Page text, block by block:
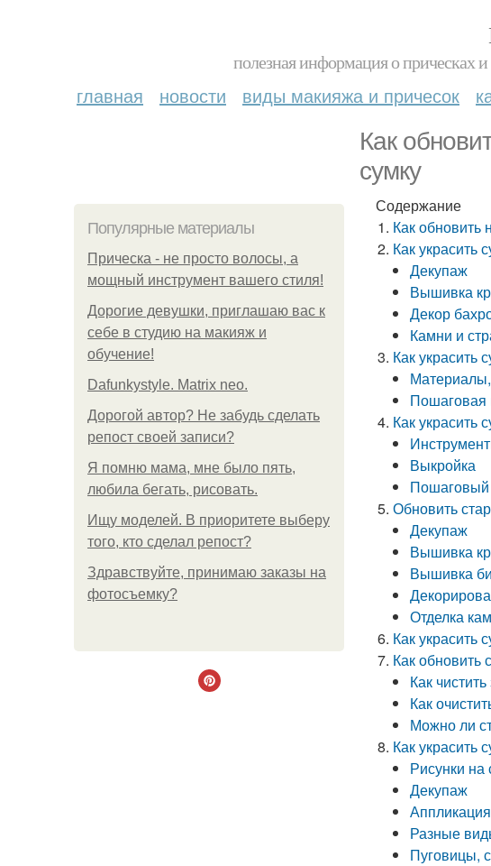
полезная информация о прическах
главная новости виды макияжа и причесок
Как
сумку
Популярные материалы
Прическа - не просто волосы, а
мощный инструмент вашего стиля!
Дорогие девушки, приглашаю вас к
себе в студию на макияж и
обучение!
Dafunkystyle. Matrix neo.
Дорогой автор? Не забудь сделать
репост своей записи?
Я помню мама, мне было пять,
любила бегать, рисовать.
Ищу моделей. В приоритете выберу
того, кто сделал репост?
Здравствуйте, принимаю заказы на
фотосъемку?
Содержание
Как обновить
Как украсить
Декупаж
Вышивка
Декор
Камни и
Как украсить
Пошаговая
Как украсить
Выкройка
Пошаговый
Обновить
Декупаж
Вышивка
Вышивка
Отделка
Как украсить
Как
Как
Как
Можно ли
Как украсить
Рисунки на
Декупаж
Аппликация
Разные
Пуговицы,